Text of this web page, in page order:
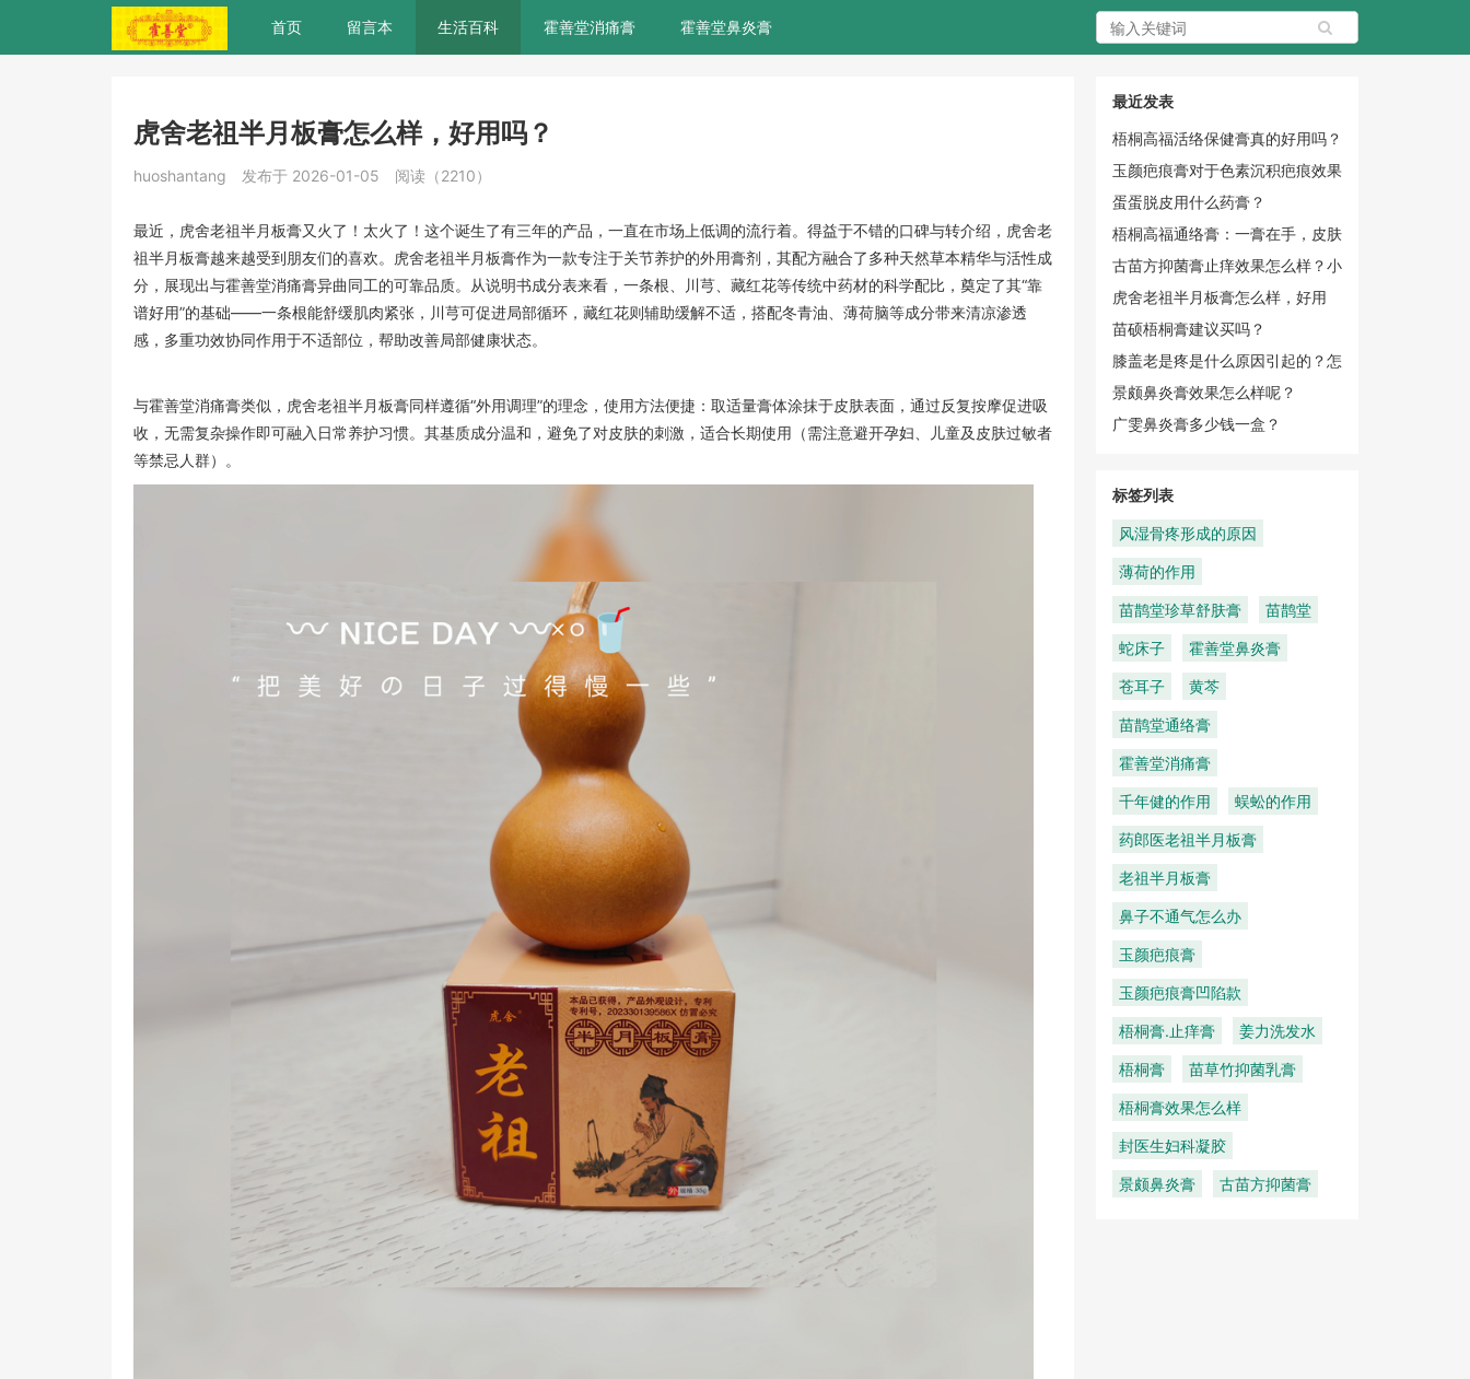
首页 留言本 生活百科 霍善堂消痛膏 霍善堂鼻炎膏
虎舍老祖半月板膏怎么样，好用吗？
huoshantang 发布于 2026-01-05 阅读（2210）
最近，虎舍老祖半月板膏又火了！太火了！这个诞生了有三年的产品，一直在市场上低调的流行着。得益于不错的口碑与转介绍，虎舍老
祖半月板膏越来越受到朋友们的喜欢。虎舍老祖半月板膏作为一款专注于关节养护的外用膏剂，其配方融合了多种天然草本精华与活性成
分，展现出与霍善堂消痛膏异曲同工的可靠品质。从说明书成分表来看，一条根、川芎、藏红花等传统中药材的科学配比，奠定了其“靠
谱好用”的基础——一条根能舒缓肌肉紧张，川芎可促进局部循环，藏红花则辅助缓解不适，搭配冬青油、薄荷脑等成分带来清凉渗透
感，多重功效协同作用于不适部位，帮助改善局部健康状态。
与霍善堂消痛膏类似，虎舍老祖半月板膏同样遵循“外用调理”的理念，使用方法便捷：取适量膏体涂抹于皮肤表面，通过反复按摩促进吸
收，无需复杂操作即可融入日常养护习惯。其基质成分温和，避免了对皮肤的刺激，适合长期使用（需注意避开孕妇、儿童及皮肤过敏者
等禁忌人群）。
最近发表
梧桐高福活络保健膏真的好用吗？
玉颜疤痕膏对于色素沉积疤痕效果
怎么样？
蛋蛋脱皮用什么药膏？
梧桐高福通络膏：一膏在手，皮肤
无忧
古苗方抑菌膏止痒效果怎么样？小
黄瓶实力圈粉
虎舍老祖半月板膏怎么样，好用
吗？
苗硕梧桐膏建议买吗？
膝盖老是疼是什么原因引起的？怎
么办？
景颇鼻炎膏效果怎么样呢？
广雯鼻炎膏多少钱一盒？
标签列表
风湿骨疼形成的原因
薄荷的作用
苗鹊堂珍草舒肤膏 苗鹊堂
蛇床子 霍善堂鼻炎膏
苍耳子 黄芩
苗鹊堂通络膏
霍善堂消痛膏
千年健的作用 蜈蚣的作用
药郎医老祖半月板膏
老祖半月板膏
鼻子不通气怎么办
玉颜疤痕膏
玉颜疤痕膏凹陷款
梧桐膏.止痒膏 姜力洗发水
梧桐膏 苗草竹抑菌乳膏
梧桐膏效果怎么样
封医生妇科凝胶
景颇鼻炎膏 古苗方抑菌膏